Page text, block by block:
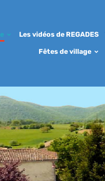
Les vidéos de REGADES
Fêtes de village